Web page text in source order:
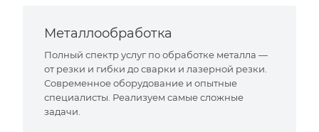
Металлообработка
Полный спектр услуг по обработке металла —
от резки и гибки до сварки и лазерной резки.
Современное оборудование и опытные
специалисты. Реализуем самые сложные
задачи.